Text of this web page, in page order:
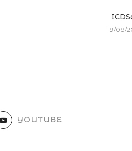
19/08/
YOUTUBE